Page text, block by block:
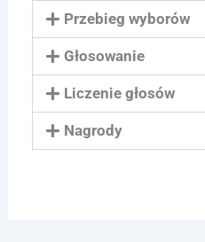
Przebieg wyborów
Głosowanie
Liczenie głosów
Nagrody